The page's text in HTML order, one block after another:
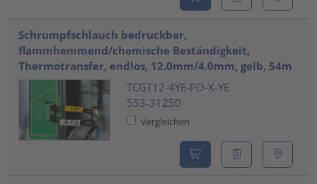
Schrumpfschlauch bedruckbar,
flammhemmend/chemische Beständigkeit,
Thermotransfer, endlos, 12.0mm/4.0mm, gelb, 54m
TCGT12-4YE-PO-X-YE
553-31250
Vergleichen